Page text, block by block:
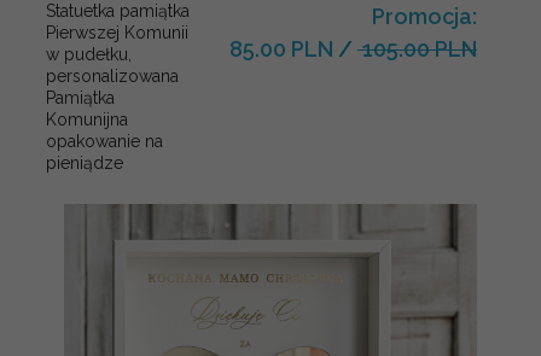
Statuetka pamiątka
Pierwszej Komunii
w pudełku,
personalizowana
Pamiątka
Komunijna
opakowanie na
pieniądze
Promocja:
85.00 PLN / 105.00 PLN